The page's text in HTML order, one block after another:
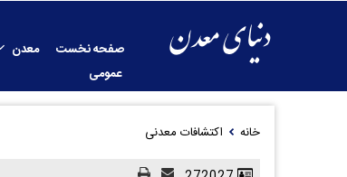
صفحه نخست معدن
عمومی
خانه اکتشافات معدنی